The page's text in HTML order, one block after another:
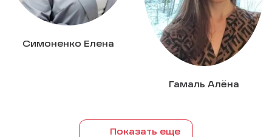
Симоненко Елена
Гамаль Алёна
Показать еще